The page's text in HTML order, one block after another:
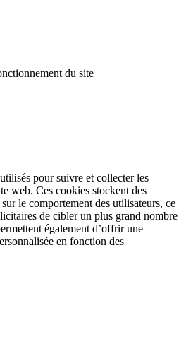
du site
pour suivre et collecter les
web. Ces cookies stockent des
le comportement des utilisateurs, ce
de cibler un plus grand nombre
également d’offrir une
en fonction des